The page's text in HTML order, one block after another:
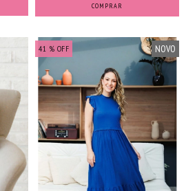
COMPRAR
41 % OFF NOVO